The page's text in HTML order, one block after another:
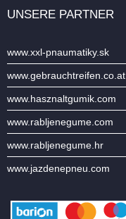
UNSERE PARTNER
www.xxl-pnaumatiky.sk
www.gebrauchtreifen.co.at
www.hasznaltgumik.com
www.rabljenegume.com
www.rabljenegume.hr
www.jazdenepneu.com